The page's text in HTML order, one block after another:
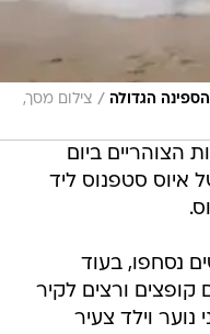
הגדולה / צילום מסך,
הצוהריים ביום
איוס סטפנוס ליד
נסחפו, בעוד
ורצים לקיר
נוער וילד צעיר